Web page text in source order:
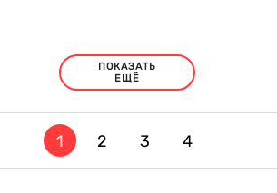
ПОКАЗАТЬ
ЕЩЁ
1 2 3 4